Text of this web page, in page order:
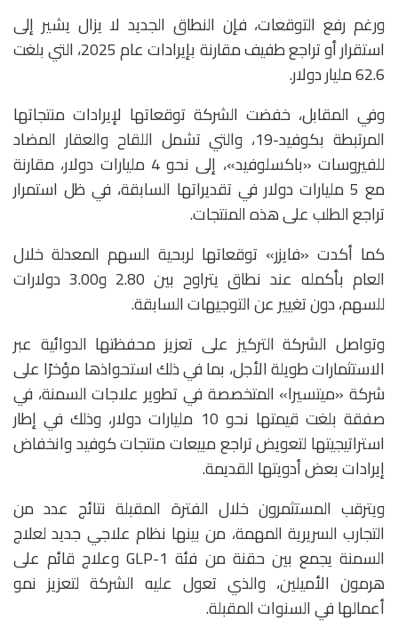
ورغم رفع التوقعات، فإن النطاق الجديد لا يزال يشير إلى
استقرار أو تراجع طفيف مقارنة بإيرادات عام 2025، التي بلغت
62.6 مليار دولار.
وفي المقابل، خفضت الشركة توقعاتها لإيرادات منتجاتها
المرتبطة بكوفيد-19، والتي تشمل اللقاح والعقار المضاد
للفيروسات «باكسلوفيد»، إلى نحو 4 مليارات دولار، مقارنة
مع 5 مليارات دولار في تقديراتها السابقة، في ظل استمرار
تراجع الطلب على هذه المنتجات.
كما أكدت «فايزر» توقعاتها لربحية السهم المعدلة خلال
العام بأكمله عند نطاق يتراوح بين 2.80 و3.00 دولارات
للسهم، دون تغيير عن التوجيهات السابقة.
وتواصل الشركة التركيز على تعزيز محفظتها الدوائية عبر
الاستثمارات طويلة الأجل، بما في ذلك استحواذها مؤخرًا على
شركة «ميتسيرا» المتخصصة في تطوير علاجات السمنة، في
صفقة بلغت قيمتها نحو 10 مليارات دولار، وذلك في إطار
استراتيجيتها لتعويض تراجع مبيعات منتجات كوفيد وانخفاض
إيرادات بعض أدويتها القديمة.
ويترقب المستثمرون خلال الفترة المقبلة نتائج عدد من
التجارب السريرية المهمة، من بينها نظام علاجي جديد لعلاج
السمنة يجمع بين حقنة من فئة GLP-1 وعلاج قائم على
هرمون الأميلين، والذي تعول عليه الشركة لتعزيز نمو
أعمالها في السنوات المقبلة.